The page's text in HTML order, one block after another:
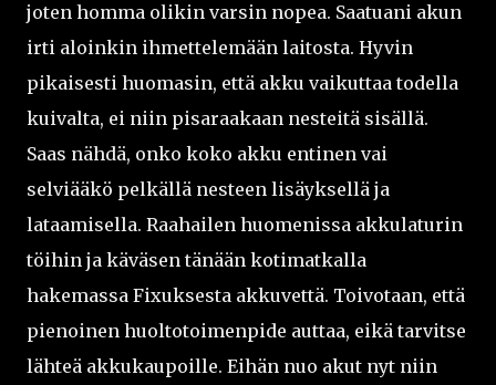
joten homma olikin varsin nopea. Saatuani akun
irti aloinkin ihmettelemään laitosta. Hyvin
pikaisesti huomasin, että akku vaikuttaa todella
kuivalta, ei niin pisaraakaan nesteitä sisällä.
Saas nähdä, onko koko akku entinen vai
selviääkö pelkällä nesteen lisäyksellä ja
lataamisella. Raahailen huomenissa akkulaturin
töihin ja käväsen tänään kotimatkalla
hakemassa Fixuksesta akkuvettä. Toivotaan, että
pienoinen huoltotoimenpide auttaa, eikä tarvitse
lähteä akkukaupoille. Eihän nuo akut nyt niin